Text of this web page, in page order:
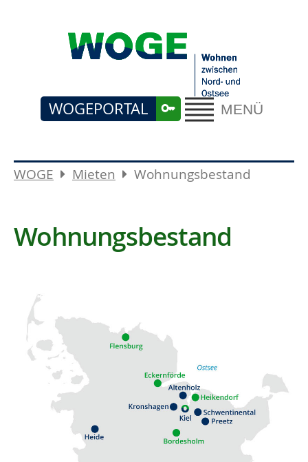
MENÜ
WOGEPORTAL
WOGE Mieten Wohnungsbestand
Wohnungsbestand